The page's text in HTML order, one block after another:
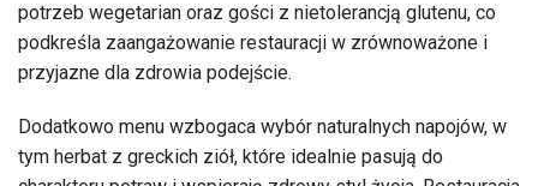
potrzeb wegetarian oraz gości z nietolerancją glutenu, co
podkreśla zaangażowanie restauracji w zrównoważone i
przyjazne dla zdrowia podejście.
Dodatkowo menu wzbogaca wybór naturalnych napojów, w
tym herbat z greckich ziół, które idealnie pasują do